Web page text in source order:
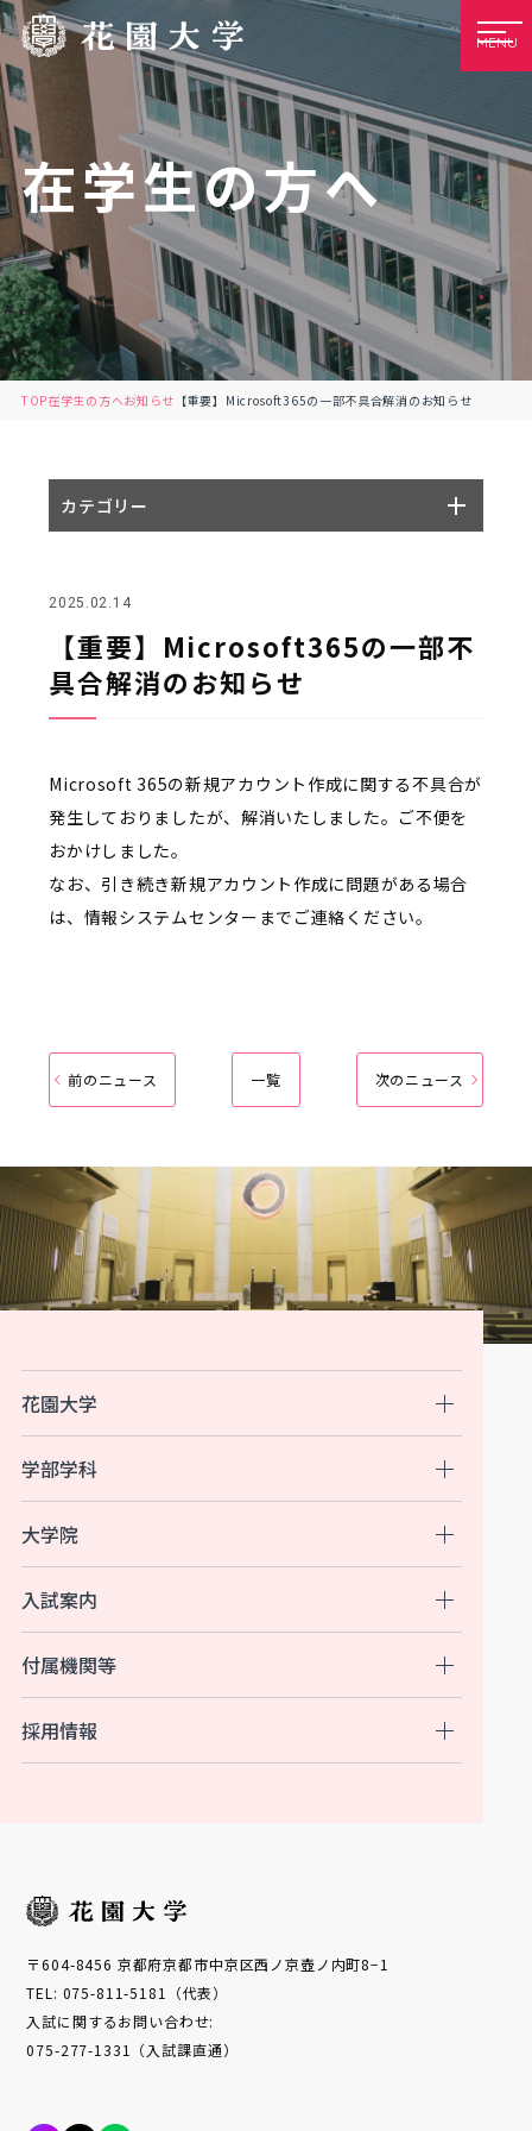
MENU
在学生の方へ
TOP在学生の方へお知らせ 【重要】Microsoft365の一部不具合解消のお知らせ
2025.02.14
【重要】Microsoft365の一部不
具合解消のお知らせ
Microsoft 365の新規アカウント作成に関する不具合が
発生しておりましたが、解消いたしました。ご不便を
おかけしました。
なお、引き続き新規アカウント作成に問題がある場合
は、情報システムセンターまでご連絡ください。
前のニュース 一覧 次のニュース
カテゴリー
花園大学
入試案内
付属機関等
学部学科
大学院
採用情報
〒604-8456 京都府京都市中京区西ノ京壺ノ内町8−1
TEL: 075-811-5181（代表）
入試に関するお問い合わせ:
075-277-1331（入試課直通）